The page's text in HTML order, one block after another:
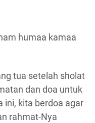
humaa kamaa
tua setelah sholat
dan doa untuk
ini, kita berdoa agar
rahmat-Nya